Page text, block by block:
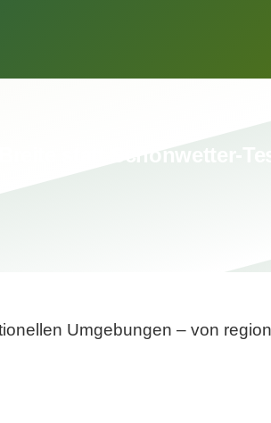
Umgebungen – von